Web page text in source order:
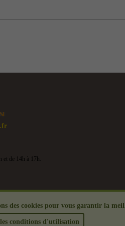
et de 14h à 17h.
des cookies pour vous garantir la
conditions d'utilisation